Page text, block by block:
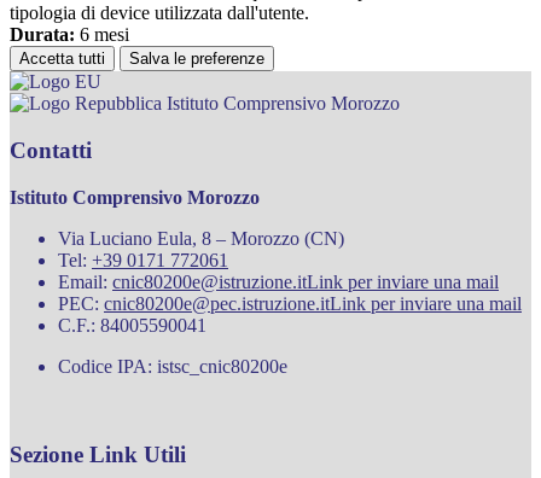
tipologia di device utilizzata dall'utente.
Durata: 6 mesi
Accetta tutti Salva le preferenze
Istituto Comprensivo Morozzo
Contatti
Istituto Comprensivo Morozzo
Via Luciano Eula, 8 – Morozzo (CN)
Tel: +39 0171 772061
Email: cnic80200e@istruzione.itLink per inviare una mail
PEC: cnic80200e@pec.istruzione.itLink per inviare una mail
C.F.: 84005590041
Codice IPA: istsc_cnic80200e
Sezione Link Utili